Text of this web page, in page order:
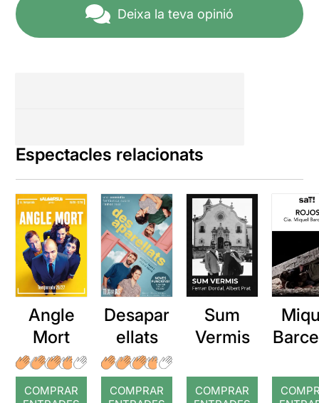
Deixa la teva opinió
Espectacles relacionats
Angle
Mort
COMPRAR
Desapar
ellats
COMPRAR
Sum
Vermis
COMPRAR